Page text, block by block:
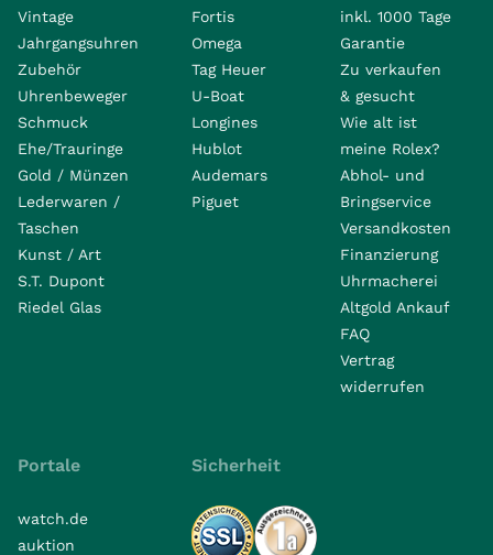
Vintage
Jahrgangsuhren
Zubehör
Uhrenbeweger
Schmuck
Ehe/Trauringe
Gold / Münzen
Lederwaren /
Taschen
Kunst / Art
S.T. Dupont
Riedel Glas
Fortis
Omega
Tag Heuer
U-Boat
Longines
Hublot
Audemars
Piguet
inkl. 1000 Tage
Garantie
Zu verkaufen
& gesucht
Wie alt ist
meine Rolex?
Abhol- und
Bringservice
Versandkosten
Finanzierung
Uhrmacherei
Altgold Ankauf
FAQ
Vertrag
widerrufen
Portale
watch.de
auktion
Sicherheit